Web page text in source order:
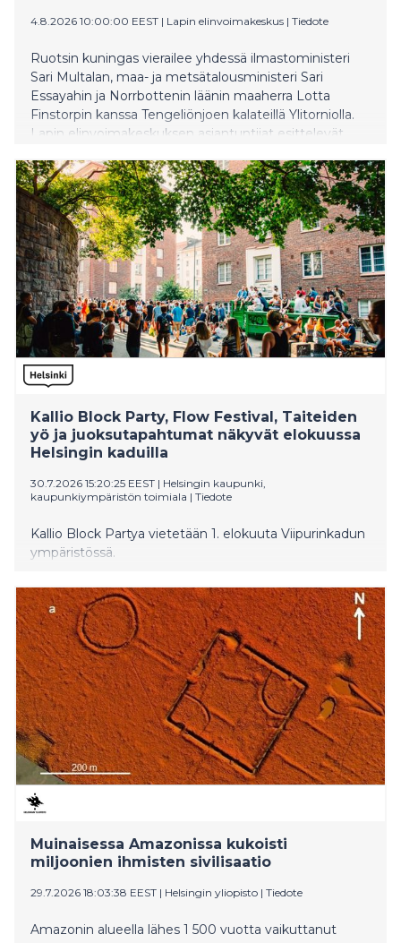
4.8.2026 10:00:00 EEST | Lapin elinvoimakeskus | Tiedote
Ruotsin kuningas vierailee yhdessä ilmastoministeri
Sari Multalan, maa- ja metsätalousministeri Sari
Essayahin ja Norrbottenin läänin maaherra Lotta
Finstorpin kanssa Tengeliönjoen kalateillä Ylitorniolla.
Lapin elinvoimakeskuksen asiantuntijat esittelevät
virtavesikunnostuskohteita arvovieraille.
Kallio Block Party, Flow Festival, Taiteiden
yö ja juoksutapahtumat näkyvät elokuussa
Helsingin kaduilla
30.7.2026 15:20:25 EEST | Helsingin kaupunki,
kaupunkiympäristön toimiala | Tiedote
Kallio Block Partya vietetään 1. elokuuta Viipurinkadun
ympäristössä.
Muinaisessa Amazonissa kukoisti
miljoonien ihmisten sivilisaatio
29.7.2026 18:03:38 EEST | Helsingin yliopisto | Tiedote
Amazonin alueella lähes 1 500 vuotta vaikuttanut